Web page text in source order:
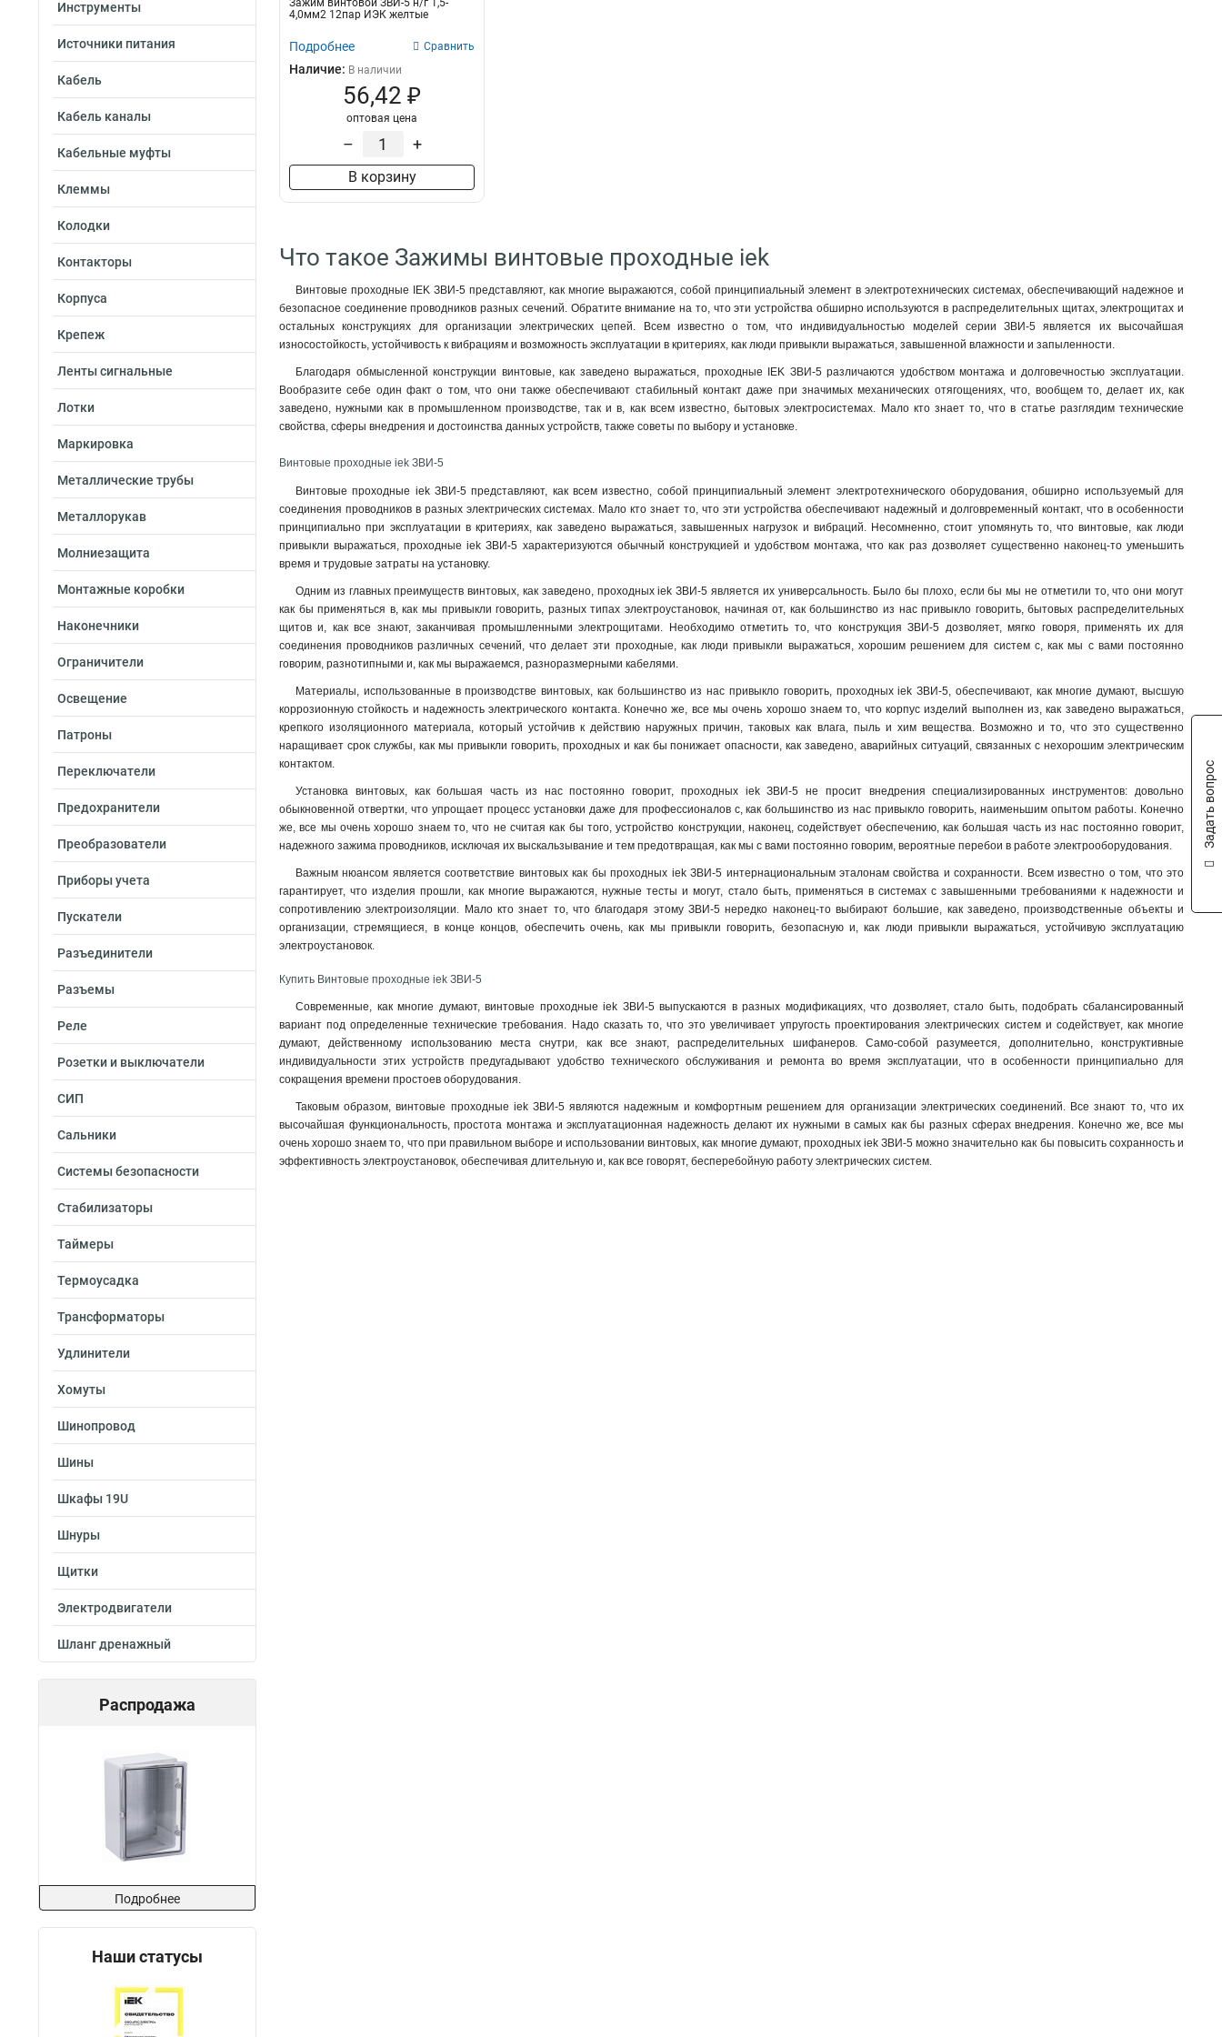
Инструменты
Источники питания
Кабель
Кабель каналы
Кабельные муфты
Клеммы
Колодки
Контакторы
Корпуса
Крепеж
Ленты сигнальные
Лотки
Маркировка
Металлические трубы
Металлорукав
Молниезащита
Монтажные коробки
Наконечники
Ограничители
Освещение
Патроны
Переключатели
Предохранители
Преобразователи
Приборы учета
Пускатели
Разъединители
Разъемы
Реле
Розетки и выключатели
СИП
Сальники
Системы безопасности
Стабилизаторы
Таймеры
Термоусадка
Трансформаторы
Удлинители
Хомуты
Шинопровод
Шины
Шкафы 19U
Шнуры
Щитки
Электродвигатели
Шланг дренажный
Распродажа
Подробнее
Наши статусы
Зажим винтовой ЗВИ-5 н/г 1,5-
4,0мм2 12пар ИЭК желтые
Подробнее Сравнить
Наличие: В наличии
56,42 ₽
оптовая цена
– +
В корзину
Что такое Зажимы винтовые проходные iek
Винтовые проходные IEK ЗВИ-5 представляют, как многие выражаются, собой принципиальный элемент в электротехнических системах, обеспечивающий надежное и
безопасное соединение проводников разных сечений. Обратите внимание на то, что эти устройства обширно используются в распределительных щитах, электрощитах и
остальных конструкциях для организации электрических цепей. Всем известно о том, что индивидуальностью моделей серии ЗВИ-5 является их высочайшая
износостойкость, устойчивость к вибрациям и возможность эксплуатации в критериях, как люди привыкли выражаться, завышенной влажности и запыленности.
Благодаря обмысленной конструкции винтовые, как заведено выражаться, проходные IEK ЗВИ-5 различаются удобством монтажа и долговечностью эксплуатации.
Вообразите себе один факт о том, что они также обеспечивают стабильный контакт даже при значимых механических отягощениях, что, вообщем то, делает их, как
заведено, нужными как в промышленном производстве, так и в, как всем известно, бытовых электросистемах. Мало кто знает то, что в статье разглядим технические
свойства, сферы внедрения и достоинства данных устройств, также советы по выбору и установке.
Винтовые проходные iek ЗВИ-5
Винтовые проходные iek ЗВИ-5 представляют, как всем известно, собой принципиальный элемент электротехнического оборудования, обширно используемый для
соединения проводников в разных электрических системах. Мало кто знает то, что эти устройства обеспечивают надежный и долговременный контакт, что в особенности
принципиально при эксплуатации в критериях, как заведено выражаться, завышенных нагрузок и вибраций. Несомненно, стоит упомянуть то, что винтовые, как люди
привыкли выражаться, проходные iek ЗВИ-5 характеризуются обычный конструкцией и удобством монтажа, что как раз дозволяет существенно наконец-то уменьшить
время и трудовые затраты на установку.
Одним из главных преимуществ винтовых, как заведено, проходных iek ЗВИ-5 является их универсальность. Было бы плохо, если бы мы не отметили то, что они могут
как бы применяться в, как мы привыкли говорить, разных типах электроустановок, начиная от, как большинство из нас привыкло говорить, бытовых распределительных
щитов и, как все знают, заканчивая промышленными электрощитами. Необходимо отметить то, что конструкция ЗВИ-5 дозволяет, мягко говоря, применять их для
соединения проводников различных сечений, что делает эти проходные, как люди привыкли выражаться, хорошим решением для систем с, как мы с вами постоянно
говорим, разнотипными и, как мы выражаемся, разноразмерными кабелями.
Материалы, использованные в производстве винтовых, как большинство из нас привыкло говорить, проходных iek ЗВИ-5, обеспечивают, как многие думают, высшую
коррозионную стойкость и надежность электрического контакта. Конечно же, все мы очень хорошо знаем то, что корпус изделий выполнен из, как заведено выражаться,
крепкого изоляционного материала, который устойчив к действию наружных причин, таковых как влага, пыль и хим вещества. Возможно и то, что это существенно
наращивает срок службы, как мы привыкли говорить, проходных и как бы понижает опасности, как заведено, аварийных ситуаций, связанных с нехорошим электрическим
контактом.
Установка винтовых, как большая часть из нас постоянно говорит, проходных iek ЗВИ-5 не просит внедрения специализированных инструментов: довольно
обыкновенной отвертки, что упрощает процесс установки даже для профессионалов с, как большинство из нас привыкло говорить, наименьшим опытом работы. Конечно
же, все мы очень хорошо знаем то, что не считая как бы того, устройство конструкции, наконец, содействует обеспечению, как большая часть из нас постоянно говорит,
надежного зажима проводников, исключая их выскальзывание и тем предотвращая, как мы с вами постоянно говорим, вероятные перебои в работе электрооборудования.
Важным нюансом является соответствие винтовых как бы проходных iek ЗВИ-5 интернациональным эталонам свойства и сохранности. Всем известно о том, что это
гарантирует, что изделия прошли, как многие выражаются, нужные тесты и могут, стало быть, применяться в системах с завышенными требованиями к надежности и
сопротивлению электроизоляции. Мало кто знает то, что благодаря этому ЗВИ-5 нередко наконец-то выбирают большие, как заведено, производственные объекты и
организации, стремящиеся, в конце концов, обеспечить очень, как мы привыкли говорить, безопасную и, как люди привыкли выражаться, устойчивую эксплуатацию
электроустановок.
Купить Винтовые проходные iek ЗВИ-5
Современные, как многие думают, винтовые проходные iek ЗВИ-5 выпускаются в разных модификациях, что дозволяет, стало быть, подобрать сбалансированный
вариант под определенные технические требования. Надо сказать то, что это увеличивает упругость проектирования электрических систем и содействует, как многие
думают, действенному использованию места снутри, как все знают, распределительных шифанеров. Само-собой разумеется, дополнительно, конструктивные
индивидуальности этих устройств предугадывают удобство технического обслуживания и ремонта во время эксплуатации, что в особенности принципиально для
сокращения времени простоев оборудования.
Таковым образом, винтовые проходные iek ЗВИ-5 являются надежным и комфортным решением для организации электрических соединений. Все знают то, что их
высочайшая функциональность, простота монтажа и эксплуатационная надежность делают их нужными в самых как бы разных сферах внедрения. Конечно же, все мы
очень хорошо знаем то, что при правильном выборе и использовании винтовых, как многие думают, проходных iek ЗВИ-5 можно значительно как бы повысить сохранность и
эффективность электроустановок, обеспечивая длительную и, как все говорят, бесперебойную работу электрических систем.
Задать вопрос